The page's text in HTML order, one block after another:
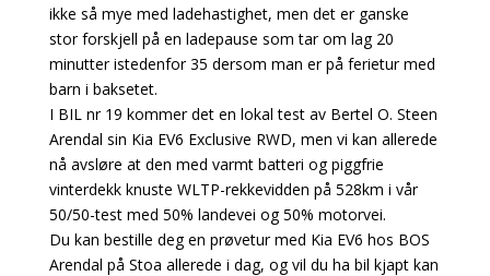
ikke så mye med ladehastighet, men det er ganske
stor forskjell på en ladepause som tar om lag 20
minutter istedenfor 35 dersom man er på ferietur med
barn i baksetet.
I BIL nr 19 kommer det en lokal test av Bertel O. Steen
Arendal sin Kia EV6 Exclusive RWD, men vi kan allerede
nå avsløre at den med varmt batteri og piggfrie
vinterdekk knuste WLTP-rekkevidden på 528km i vår
50/50-test med 50% landevei og 50% motorvei.
Du kan bestille deg en prøvetur med Kia EV6 hos BOS
Arendal på Stoa allerede i dag, og vil du ha bil kjapt kan